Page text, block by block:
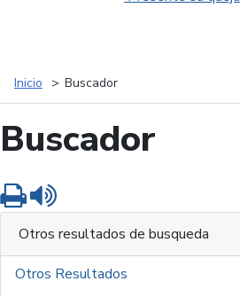
Inicio Buscador
Buscador
Imprimir
Otros resultados de busqueda
Otros Resultados